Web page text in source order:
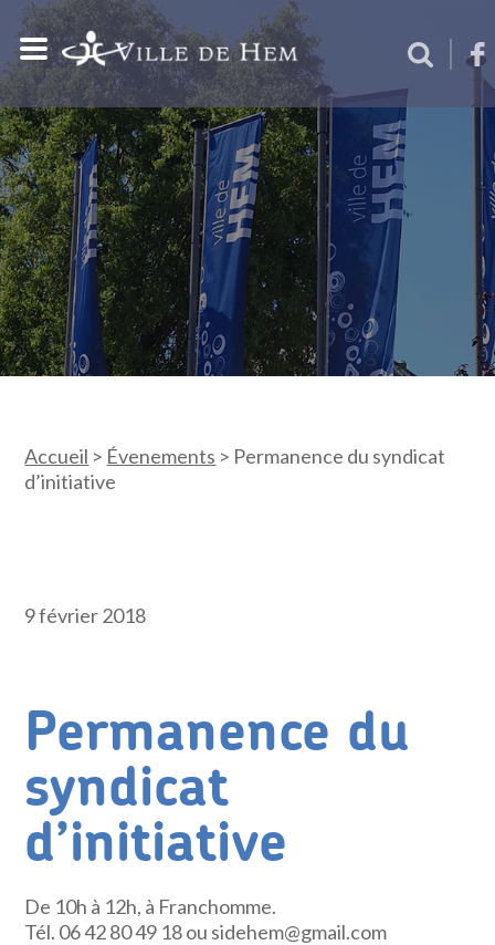
Accueil > Évenements > Permanence du syndicat
d’initiative
9 février 2018
Permanence du
syndicat
d’initiative
De 10h à 12h, à Franchomme.
Tél. 06 42 80 49 18 ou sidehem@gmail.com